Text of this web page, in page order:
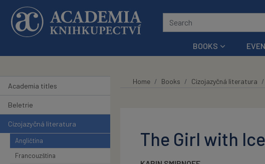
Skip to main content
BOOKS
Academia titles
Beletrie
Cizojazyčná literatura
Angličtina
Francouzština
Home Books Cizojazyčná literatura
The Girl with